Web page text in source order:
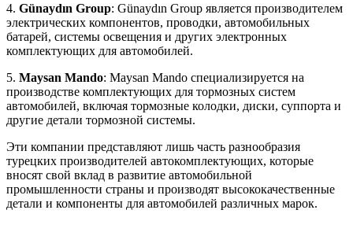
4. Günaydın Group: Günaydın Group является производителем
электрических компонентов, проводки, автомобильных
батарей, системы освещения и других электронных
комплектующих для автомобилей.
5. Maysan Mando: Maysan Mando специализируется на
производстве комплектующих для тормозных систем
автомобилей, включая тормозные колодки, диски, суппорта и
другие детали тормозной системы.
Эти компании представляют лишь часть разнообразия
турецких производителей автокомплектующих, которые
вносят свой вклад в развитие автомобильной
промышленности страны и производят высококачественные
детали и компоненты для автомобилей различных марок.